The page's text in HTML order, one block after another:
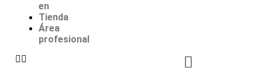
en
Tienda
Área
profesional